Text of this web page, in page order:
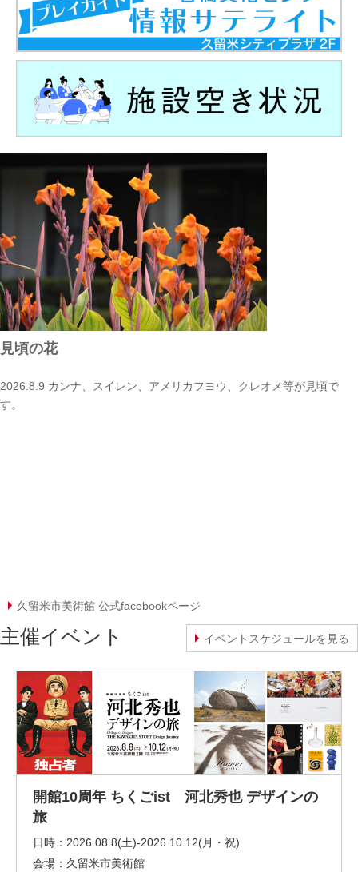
見頃の花
2026.8.9 カンナ、スイレン、アメリカフヨウ、クレオメ等が見頃で
す。
久留米市美術館 公式facebookページ
主催イベント イベントスケジュールを見る
開館10周年 ちくごist 河北秀也 デザインの
旅
日時： 2026.08.8(土)-2026.10.12(月・祝)
会場： 久留米市美術館